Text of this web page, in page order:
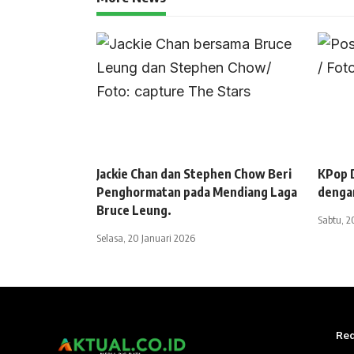
Jackie Chan dan Stephen Chow Beri
Penghormatan pada Mendiang Laga
Bruce Leung.
Selasa, 20 Januari 2026
KPop
Sabtu,